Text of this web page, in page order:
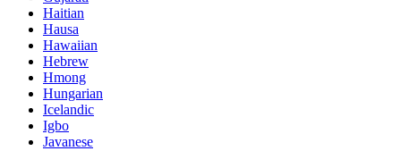
Haitian
Hausa
Hawaiian
Hebrew
Hmong
Hungarian
Icelandic
Igbo
Javanese